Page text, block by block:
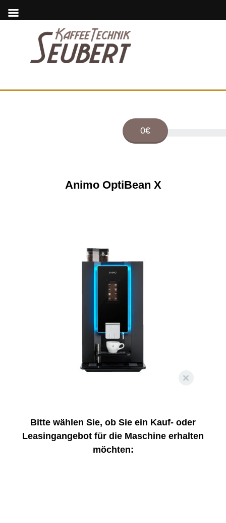
0€
Animo OptiBean X
Bitte wählen Sie, ob Sie ein Kauf- oder
Leasingangebot für die Maschine erhalten
möchten: